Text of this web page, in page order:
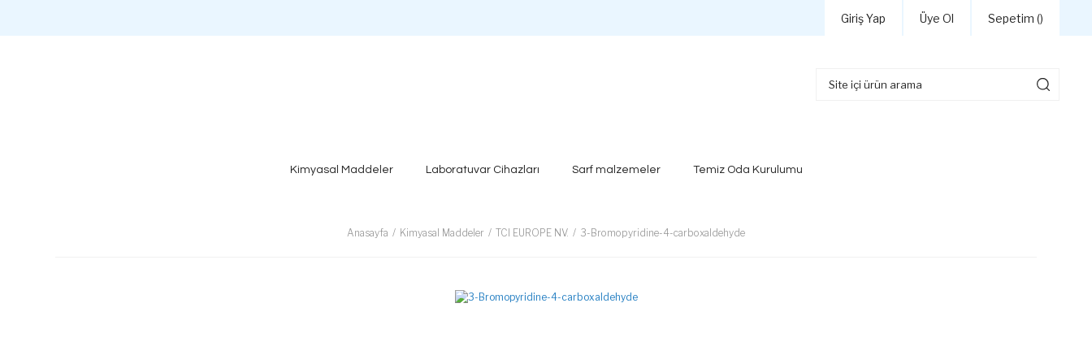
Giriş Yap Üye Ol Sepetim ()
Kimyasal Maddeler Laboratuvar Cihazları Sarf malzemeler Temiz Oda Kurulumu
Anasayfa Kimyasal Maddeler TCI EUROPE NV. 3-Bromopyridine-4-carboxaldehyde